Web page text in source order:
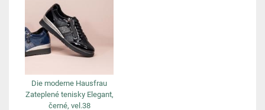
Die moderne Hausfrau
Zateplené tenisky Elegant,
černé, vel.38